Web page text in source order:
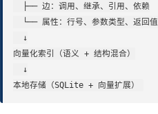
  ├── 边：调用、继承、引用、依赖
  └── 属性：行号、参数类型、返回值
  ↓
向量化索引（语义 + 结构混合）
  ↓
本地存储（SQLite + 向量扩展）